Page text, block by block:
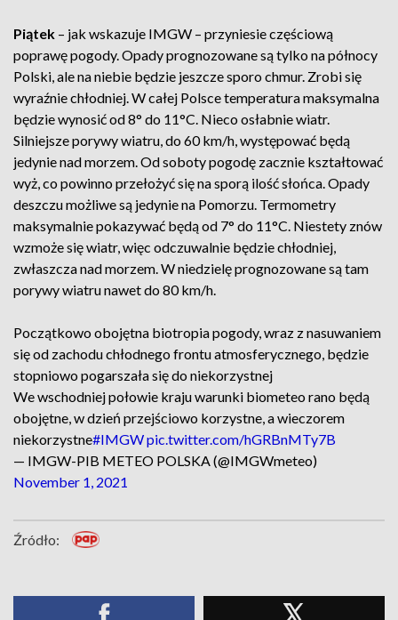
Piątek – jak wskazuje IMGW – przyniesie częściową
poprawę pogody. Opady prognozowane są tylko na północy
Polski, ale na niebie będzie jeszcze sporo chmur. Zrobi się
wyraźnie chłodniej. W całej Polsce temperatura maksymalna
będzie wynosić od 8° do 11°C. Nieco osłabnie wiatr.
Silniejsze porywy wiatru, do 60 km/h, występować będą
jedynie nad morzem. Od soboty pogodę zacznie kształtować
wyż, co powinno przełożyć się na sporą ilość słońca. Opady
deszczu możliwe są jedynie na Pomorzu. Termometry
maksymalnie pokazywać będą od 7° do 11°C. Niestety znów
wzmoże się wiatr, więc odczuwalnie będzie chłodniej,
zwłaszcza nad morzem. W niedzielę prognozowane są tam
porywy wiatru nawet do 80 km/h.
Początkowo obojętna biotropia pogody, wraz z nasuwaniem
się od zachodu chłodnego frontu atmosferycznego, będzie
stopniowo pogarszała się do niekorzystnej
We wschodniej połowie kraju warunki biometeo rano będą
obojętne, w dzień przejściowo korzystne, a wieczorem
niekorzystne#IMGWpic.twitter.com/hGRBnMTy7B
— IMGW-PIB METEO POLSKA (@IMGWmeteo)
November 1, 2021
Źródło: